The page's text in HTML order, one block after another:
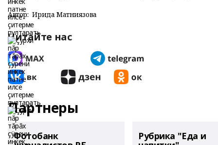
Автор: Ирида Матниязова
Читайте нас
Партнеры
Фотобанк Рубрика "Еда и